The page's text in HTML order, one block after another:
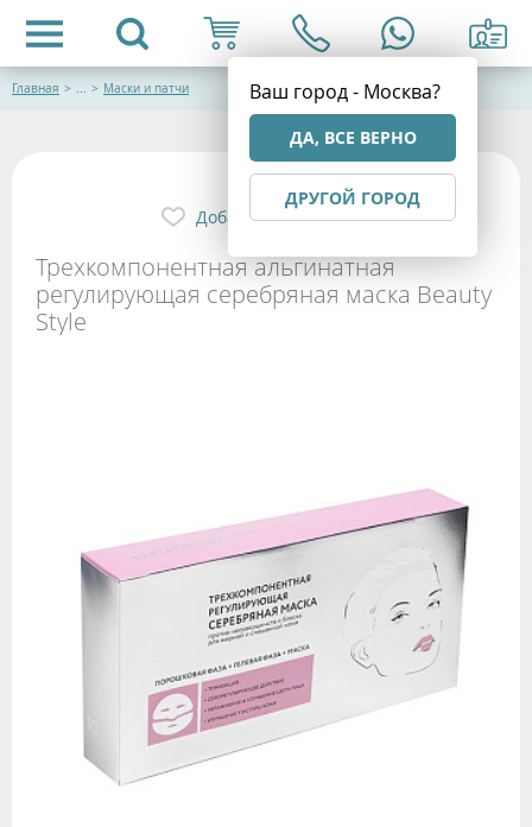
Ваш город - Москва?
ДА, ВСЕ ВЕРНО
ДРУГОЙ ГОРОД
Главная > ... > Маски и патчи
Трехкомпонентная альгинатная
регулирующая серебряная маска Beauty
Style
Добавить в избранное